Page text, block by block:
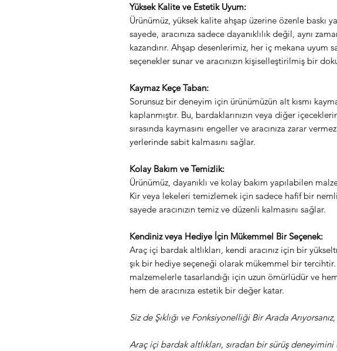
Yüksek Kalite ve Estetik Uyum:
Ürünümüz, yüksek kalite ahşap üzerine özenle baskı
sayede, aracınıza sadece dayanıklılık değil, aynı
kazandırır. Ahşap desenlerimiz, her iç mekana uyum
seçenekler sunar ve aracınızın kişiselleştirilmiş bir
Kaymaz Keçe Taban:
Sorunsuz bir deneyim için ürünümüzün alt kısmı
kaplanmıştır. Bu, bardaklarınızın veya diğer
sırasında kaymasını engeller ve aracınıza zarar
yerlerinde sabit kalmasını sağlar.
Kolay Bakım ve Temizlik:
Ürünümüz, dayanıklı ve kolay bakım yapılabilen
Kir veya lekeleri temizlemek için sadece hafif bir
sayede aracınızın temiz ve düzenli kalmasını sağlar.
Kendiniz veya Hediye İçin Mükemmel Bir Seçenek:
Araç içi bardak altlıkları, kendi aracınız için bir
şık bir hediye seçeneği olarak mükemmel bir
malzemelerle tasarlandığı için uzun ömürlüdür ve
hem de aracınıza estetik bir değer katar.
Siz de Şıklığı ve Fonksiyonelliği Bir Arada
Araç içi bardak altlıkları, sıradan bir sürüş